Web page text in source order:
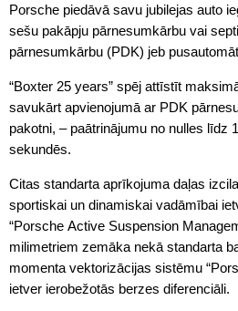
Porsche piedāvā savu jubilejas auto
sešu pakāpju pārnesumkārbu vai
pārnesumkārbu (PDK) jeb
“Boxter 25 years” spēj attīstīt
savukārt apvienojumā ar PDK
pakotni, – paātrinājumu no nulles līdz
sekundēs.
Citas standarta aprīkojuma daļas
sportiskai un dinamiskai vadāmībai
“Porsche Active Suspension
milimetriem zemāka nekā standarta
momenta vektorizācijas sistēmu
ietver ierobežotās berzes diferenciāli.